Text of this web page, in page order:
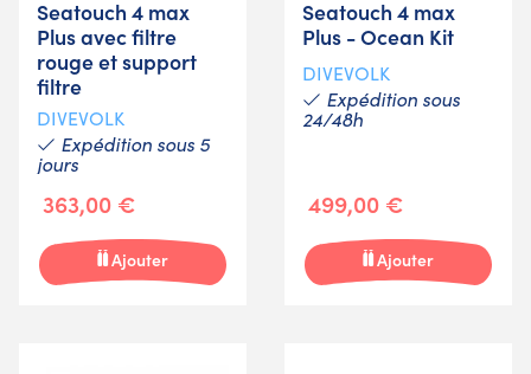
Seatouch 4 max
Plus avec filtre
rouge et support
filtre
DIVEVOLK
Expédition sous 5
jours
363,00 €
Ajouter
Seatouch 4 max
Plus - Ocean Kit
DIVEVOLK
Expédition sous
24/48h
499,00 €
Ajouter